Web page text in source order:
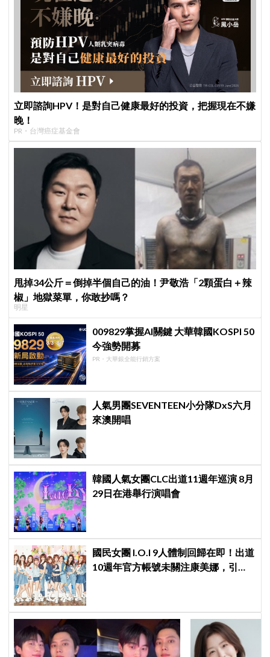
立即諮詢HPV！是對自己健康最好的投資，把握現在不嫌
晚！
PR・台灣癌症基金會
甩掉34公斤＝倒掉半個自己的油！尹敬浩「2顆蛋白＋辣
椒」地獄菜單，你敢抄嗎？
明星
009829掌握AI關鍵 大華韓國KOSPI 50
今強勢開募
PR・大華銀全能行銷方案
人氣男團SEVENTEEN小分隊DxS六月
來澳開唱
韓國人氣女團CLC出道11週年巡演 8月
29日在港舉行演唱會
國民女團 I.O.I 9人體制回歸在即！出道
10週年官方帳號未關注康美娜，引發